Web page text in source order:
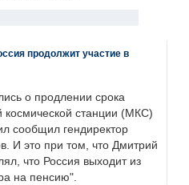
продолжит участие в
о продлении срока
космической станции (МКС)
сообщил гендиректор
И это при том, что Дмитрий
что Россия выходит из
на пенсию".